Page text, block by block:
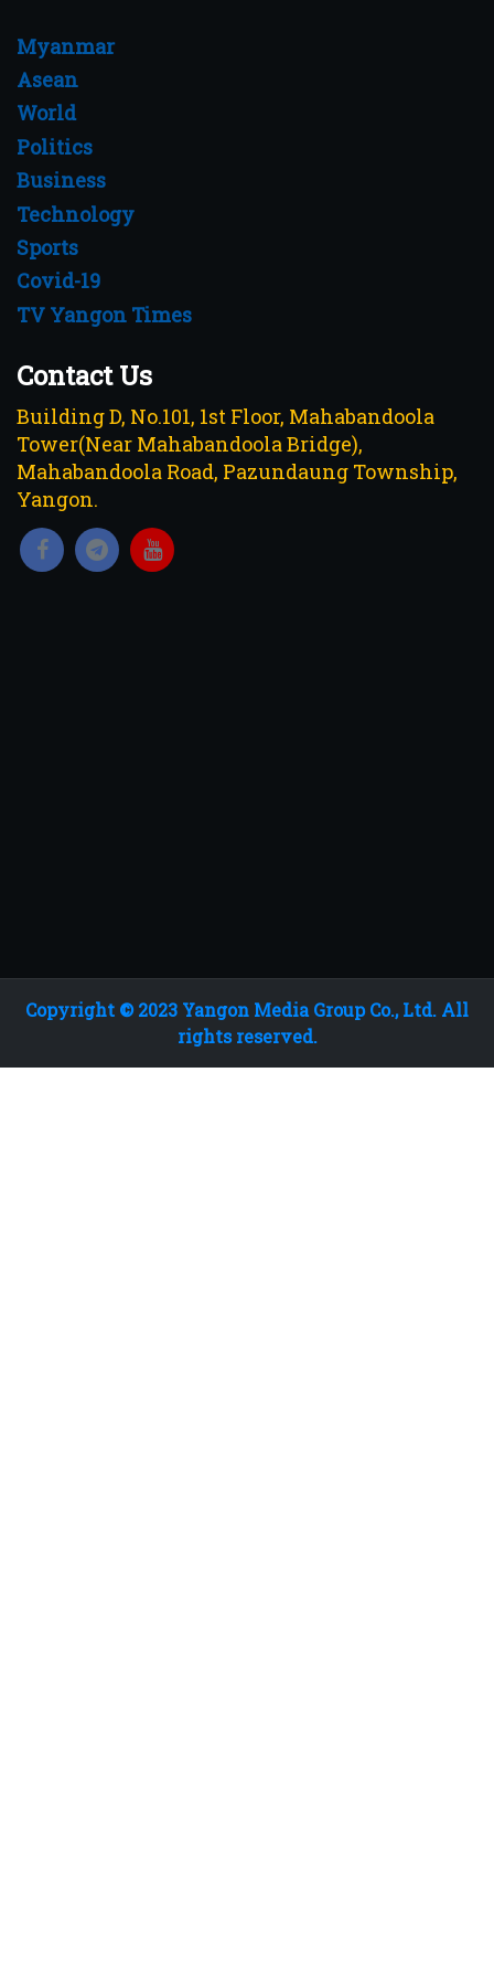
Myanmar
Asean
World
Politics
Business
Technology
Sports
Covid-19
TV Yangon Times
Contact Us
Building D, No.101, 1st Floor, Mahabandoola
Tower(Near Mahabandoola Bridge),
Mahabandoola Road, Pazundaung Township,
Yangon.
Copyright © 2023 Yangon Media Group Co., Ltd. All
rights reserved.